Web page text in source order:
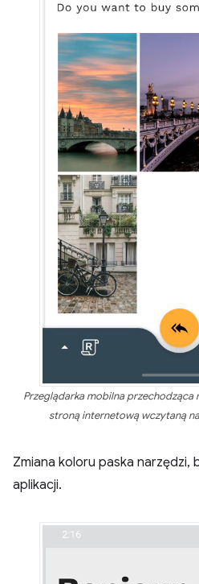
Przeglądarka mobilna przechodząca
stroną internetową wczytaną
Zmiana koloru paska narzędzi,
aplikacji.